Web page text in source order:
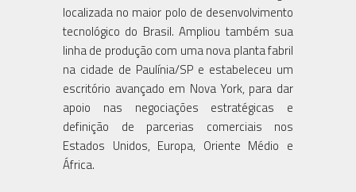
localizada no maior polo de desenvolvimento
tecnológico do Brasil. Ampliou também sua
linha de produção com uma nova planta fabril
na cidade de Paulínia/SP e estabeleceu um
escritório avançado em Nova York, para dar
apoio nas negociações estratégicas e
definição de parcerias comerciais nos
Estados Unidos, Europa, Oriente Médio e
África.